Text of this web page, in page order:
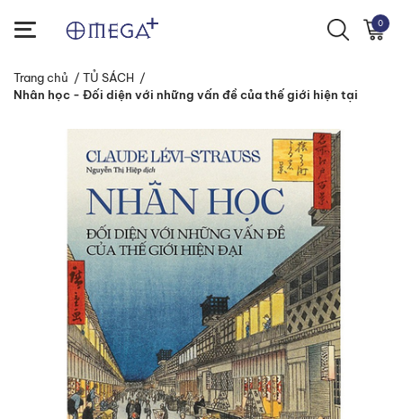
0
Trang chủ / TỦ SÁCH /
Nhân học - Đối diện với những vấn đề của thế giới hiện tại